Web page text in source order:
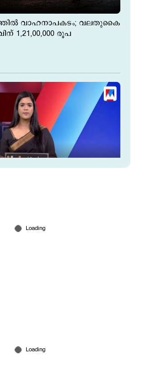
വാഹനാപകടം; വലതുകൈ
1,21,00,000 രൂപ
| June 09 , 2026